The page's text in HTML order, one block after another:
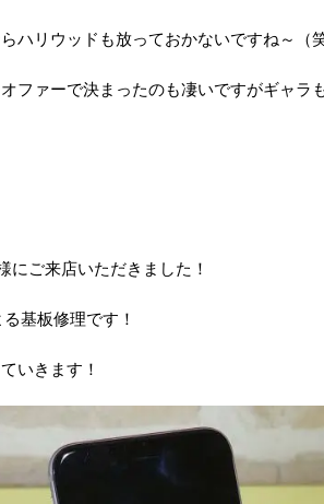
ハリウッドも放っておかないですね～（笑
ファーで決まったのも凄いですがギャラ
にご来店いただきました！
基板修理です！
いきます！